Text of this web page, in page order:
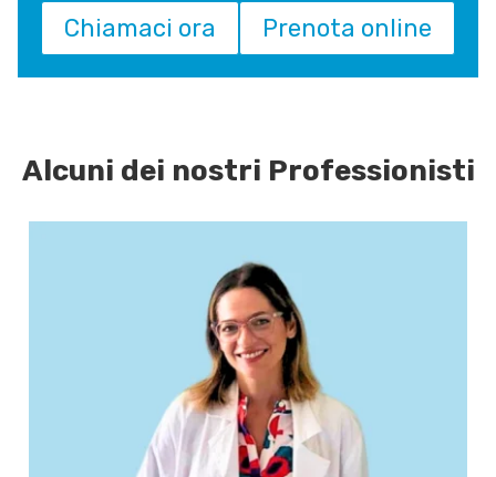
Chiamaci ora Prenota online
Alcuni dei nostri Professionisti